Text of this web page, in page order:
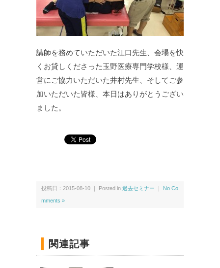
講師を務めていただいた江口先生、会場を快
くお貸しくださった玉野医療専門学校様、運
営にご協力いただいた井村先生、そしてご参
加いただいた皆様、本日はありがとうござい
ました。
投稿日：2015-08-10 ｜ Posted in 過去セミナー ｜ No Co
mments »
関連記事